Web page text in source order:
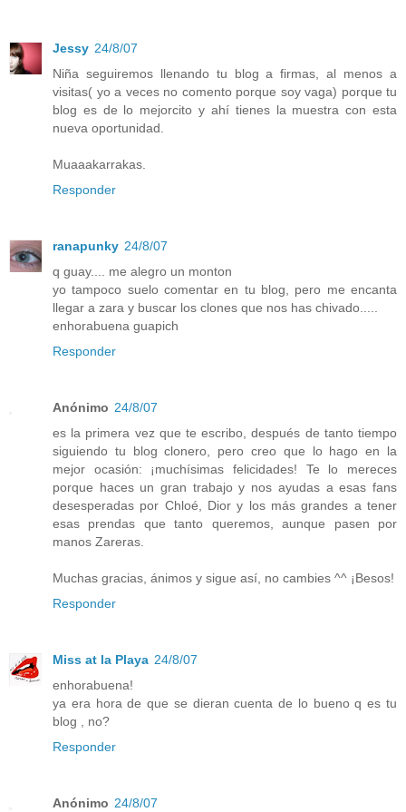
Jessy 24/8/07
Niña seguiremos llenando tu blog a firmas, al menos a
visitas( yo a veces no comento porque soy vaga) porque tu
blog es de lo mejorcito y ahí tienes la muestra con esta
nueva oportunidad.
Muaaakarrakas.
Responder
ranapunky 24/8/07
q guay.... me alegro un monton
yo tampoco suelo comentar en tu blog, pero me encanta
llegar a zara y buscar los clones que nos has chivado.....
enhorabuena guapich
Responder
Anónimo 24/8/07
es la primera vez que te escribo, después de tanto tiempo
siguiendo tu blog clonero, pero creo que lo hago en la
mejor ocasión: ¡muchísimas felicidades! Te lo mereces
porque haces un gran trabajo y nos ayudas a esas fans
desesperadas por Chloé, Dior y los más grandes a tener
esas prendas que tanto queremos, aunque pasen por
manos Zareras.
Muchas gracias, ánimos y sigue así, no cambies ^^ ¡Besos!
Responder
Miss at la Playa 24/8/07
enhorabuena!
ya era hora de que se dieran cuenta de lo bueno q es tu
blog , no?
Responder
Anónimo 24/8/07